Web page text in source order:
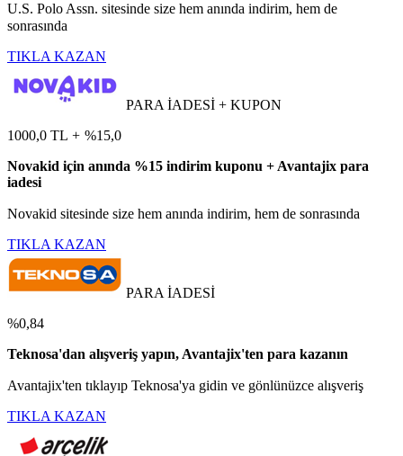
U.S. Polo Assn. sitesinde size hem anında indirim, hem de
sonrasında
TIKLA KAZAN
PARA İADESİ + KUPON
1000,0 TL + %15,0
Novakid için anında %15 indirim kuponu + Avantajix para
iadesi
Novakid sitesinde size hem anında indirim, hem de sonrasında
TIKLA KAZAN
PARA İADESİ
%0,84
Teknosa'dan alışveriş yapın, Avantajix'ten para kazanın
Avantajix'ten tıklayıp Teknosa'ya gidin ve gönlünüzce alışveriş
TIKLA KAZAN